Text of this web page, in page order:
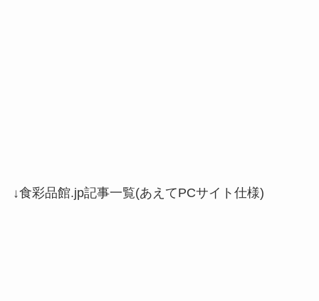
↓食彩品館.jp記事一覧(あえてPCサイト仕様)